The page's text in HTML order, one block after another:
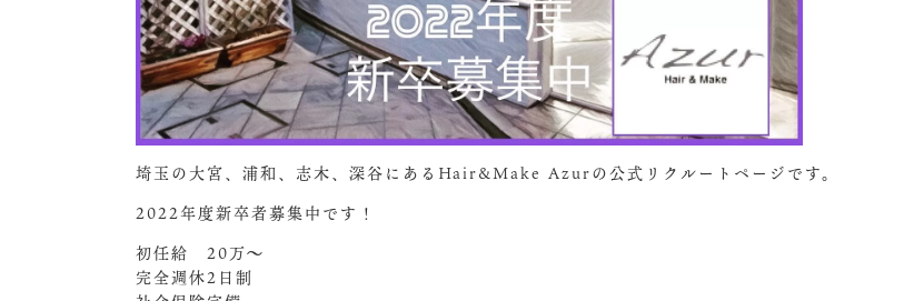
埼玉の大宮、浦和、志木、深谷にあるHair&Make Azurの公式リクルートページです。
2022年度新卒者募集中です！
初任給 20万〜
完全週休2日制